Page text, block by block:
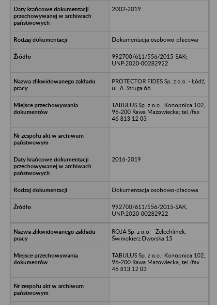
2002-2019
Dokumentacja osobowo-płacowa
992700/611/556/2015-SAK;
UNP:2020-00282922
PROTECTOR FIDES Sp. z o.o. - Łódź,
ul. A. Struga 66
TABULUS Sp. z o.o.; Konopnica 102,
96-200 Rawa Mazowiecka; tel./fax
46 813 12 03
2016-2019
Dokumentacja osobowo-płacowa
992700/611/556/2015-SAK;
UNP:2020-00282922
ROJA Sp. z o.o. - Żelechlinek,
Świniokierz Dworska 15
TABULUS Sp. z o.o.; Konopnica 102,
96-200 Rawa Mazowiecka; tel./fax
46 813 12 03